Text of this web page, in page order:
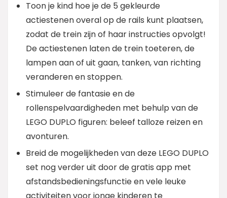
Toon je kind hoe je de 5 gekleurde
actiestenen overal op de rails kunt plaatsen,
zodat de trein zijn of haar instructies opvolgt!
De actiestenen laten de trein toeteren, de
lampen aan of uit gaan, tanken, van richting
veranderen en stoppen.
Stimuleer de fantasie en de
rollenspelvaardigheden met behulp van de
LEGO DUPLO figuren: beleef talloze reizen en
avonturen.
Breid de mogelijkheden van deze LEGO DUPLO
set nog verder uit door de gratis app met
afstandsbedieningsfunctie en vele leuke